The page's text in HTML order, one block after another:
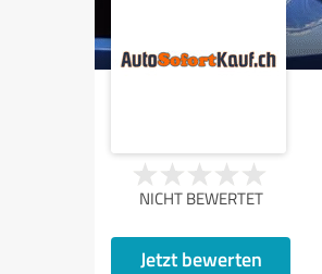
NICHT BEWERTET
Jetzt bewerten